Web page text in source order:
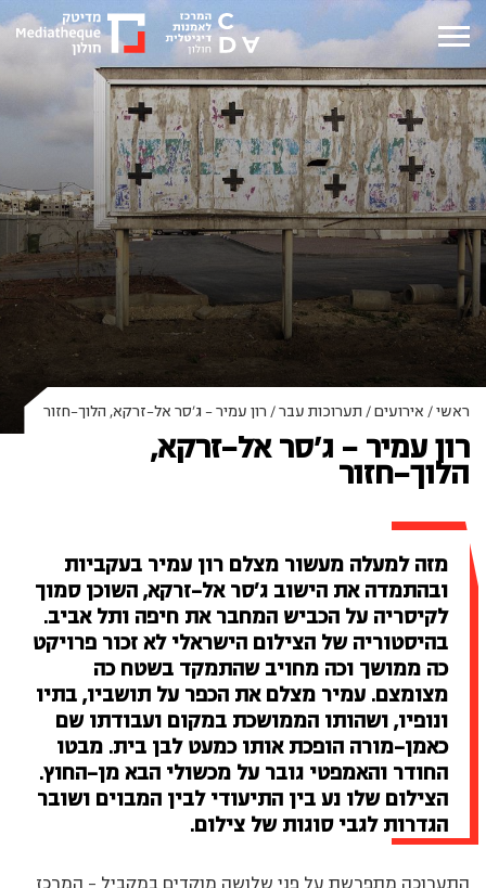
ראשי / אירועים / תערוכות עבר / רון עמיר – ג’סר אל-זרקא, הלוך-חזור
רון עמיר – ג’סר אל-זרקא,
הלוך-חזור
מזה למעלה מעשור מצלם רון עמיר בעקביות
ובהתמדה את הישוב ג’סר אל-זרקא, השוכן סמוך
לקיסריה על הכביש המחבר את חיפה ותל אביב.
בהיסטוריה של הצילום הישראלי לא זכור פרויקט
כה ממושך וכה מחויב שהתמקד בשטח כה
מצומצם. עמיר מצלם את הכפר על תושביו, בתיו
ונופיו, ושהותו הממושכת במקום ועבודתו שם
כאמן-מורה הופכת אותו כמעט לבן בית. מבטו
החודר והאמפטי גובר על מכשולי הבא מן-החוץ.
הצילום שלו נע בין התיעודי לבין המבוים ושובר
הגדרות לגבי סוגות של צילום.
התערוכה מתפרשת על פני שלושה מוקדים במקביל – המרכז